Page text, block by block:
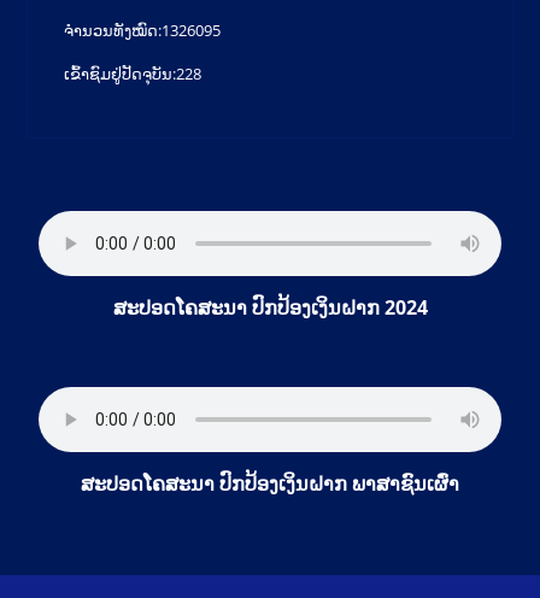
ຈຳນວນທັງໝົດ:1326095
ເຂົ້າຊົມຢູ່ປັດຈຸບັນ:228
ສະປອດໂຄສະນາ ປົກປ້ອງເງິນຝາກ 2024
ສະປອດໂຄສະນາ ປົກປ້ອງເງິນຝາກ ພາສາຊົນເຜົ່າ